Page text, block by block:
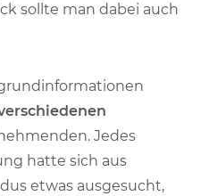
sollte man dabei auch
Jedes
hatte sich aus
etwas ausgesucht,